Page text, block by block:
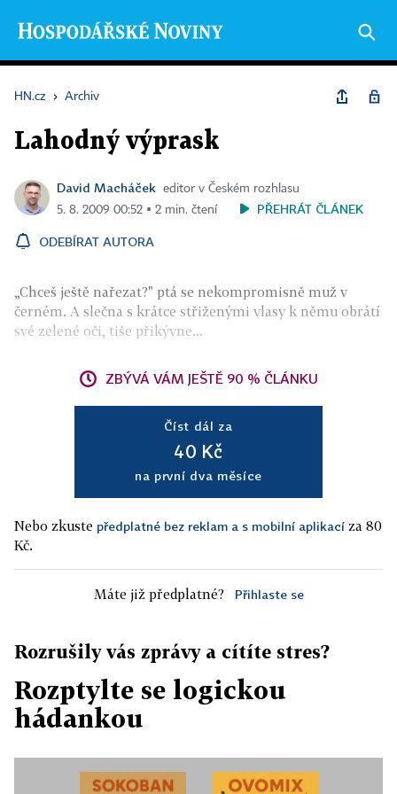
HN.cz › Archiv
Lahodný výprask
David Macháček
editor v Českém rozhlasu
5. 8. 2009 00:52 ▪ 2 min. čtení
PŘEHRÁT ČLÁNEK
ODEBÍRAT AUTORA
„Chceš ještě nařezat?" ptá se nekompromisně muž v
černém. A slečna s krátce střiženými vlasy k němu obrátí
své zelené oči, tiše přikývne...
ZBÝVÁ VÁM JEŠTĚ 90 % ČLÁNKU
Číst dál za
40 Kč
na první dva měsíce
Nebo zkuste předplatné bez reklam a s mobilní aplikací za 80
Kč.
Máte již předplatné? Přihlaste se
Rozrušily vás zprávy a cítíte stres?
Rozptylte se logickou
hádankou